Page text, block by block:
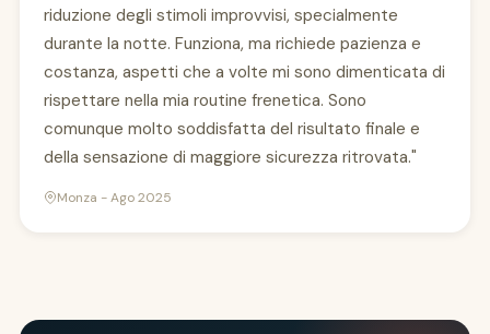
riduzione degli stimoli improvvisi, specialmente
durante la notte. Funziona, ma richiede pazienza e
costanza, aspetti che a volte mi sono dimenticata di
rispettare nella mia routine frenetica. Sono
comunque molto soddisfatta del risultato finale e
della sensazione di maggiore sicurezza ritrovata."
Monza - Ago 2025